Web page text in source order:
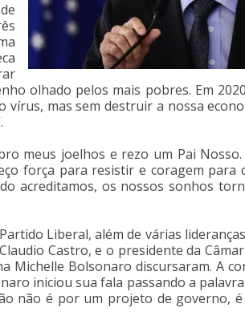
olhado pelos mais pobres. Em
mas sem destruir a nossa
meus joelhos e rezo um Pai
força para resistir e coragem para
acreditamos, os nossos sonhos
Liberal, além de várias
Castro, e o presidente da
Michelle Bolsonaro discursaram. A
iniciou sua fala passando a
não é por um projeto de governo,